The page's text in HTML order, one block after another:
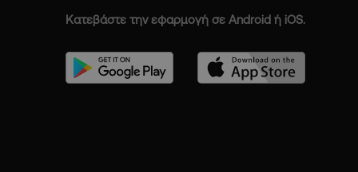
Κατεβάστε την εφαρμογή σε Android ή iOS.